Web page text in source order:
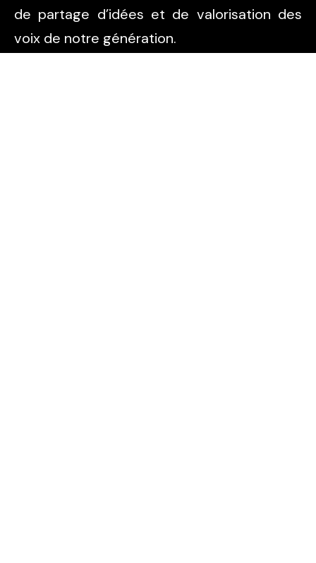
de partage d’idées et de valorisation des
voix de notre génération.